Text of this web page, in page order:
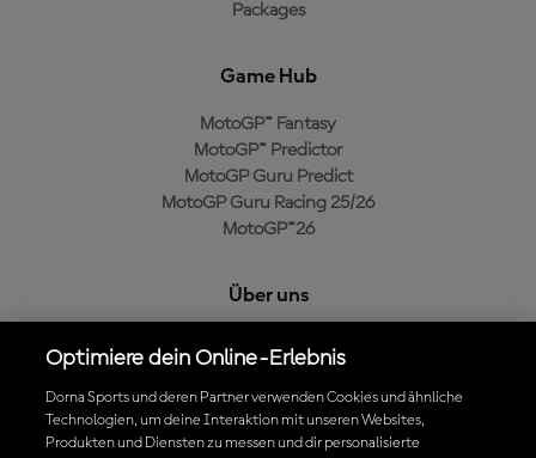
Packages
Game Hub
MotoGP™ Fantasy
MotoGP™ Predictor
MotoGP Guru Predict
MotoGP Guru Racing 25/26
MotoGP™26
Über uns
Cookie-Richtlinien
Geschäftsbedingungen
Datenschutzrichtlinien
Kaufrichtlinie
Optimiere dein Online-Erlebnis
Dorna Sports und deren Partner verwenden Cookies und ähnliche
Technologien, um deine Interaktion mit unseren Websites,
Produkten und Diensten zu messen und dir personalisierte